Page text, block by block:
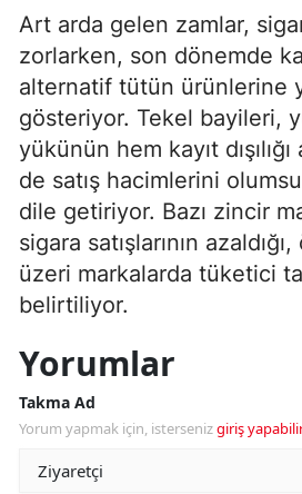
Art arda gelen zamlar,
zorlarken, son dönemde
alternatif tütün ürünlerine
gösteriyor. Tekel bayileri,
yükünün hem kayıt dışılığı
de satış hacimlerini
dile getiriyor. Bazı zincir
sigara satışlarının
üzeri markalarda tüketici
belirtiliyor.
Yorumlar
Takma Ad
Yorum yapmak için, istersenizgiriş